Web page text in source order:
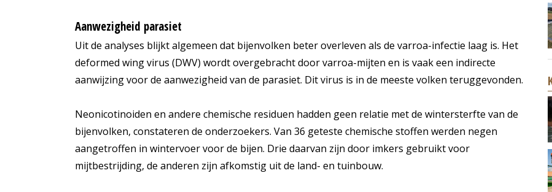
Aanwezigheid parasiet
Uit de analyses blijkt algemeen dat bijenvolken beter overleven als de varroa-infectie laag is. Het
deformed wing virus (DWV) wordt overgebracht door varroa-mijten en is vaak een indirecte
aanwijzing voor de aanwezigheid van de parasiet. Dit virus is in de meeste volken teruggevonden.
Neonicotinoiden en andere chemische residuen hadden geen relatie met de wintersterfte van de
bijenvolken, constateren de onderzoekers. Van 36 geteste chemische stoffen werden negen
aangetroffen in wintervoer voor de bijen. Drie daarvan zijn door imkers gebruikt voor
mijtbestrijding, de anderen zijn afkomstig uit de land- en tuinbouw.